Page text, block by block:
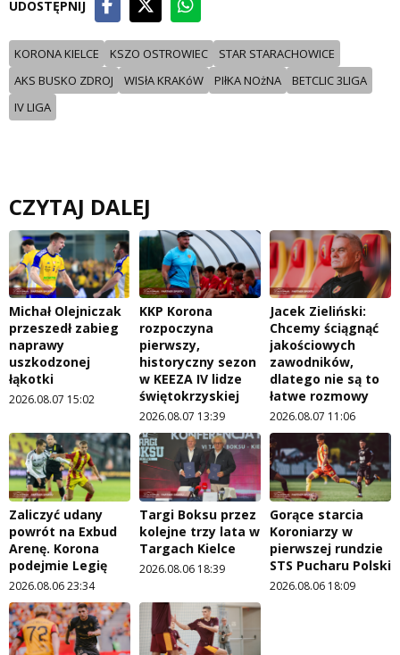
UDOSTĘPNIJ
KORONA KIELCE KSZO OSTROWIEC
STAR STARACHOWICE
AKS BUSKO ZDROJ
WISłA KRAKóW PIłKA NOżNA
BETCLIC 3LIGA
IV LIGA
CZYTAJ DALEJ
Michał Olejniczak
przeszedł zabieg
naprawy
uszkodzonej
łąkotki
2026.08.07 15:02
KKP Korona
rozpoczyna
pierwszy,
historyczny sezon
w KEEZA IV lidze
świętokrzyskiej
2026.08.07 13:39
Jacek Zieliński:
Chcemy ściągnąć
jakościowych
zawodników,
dlatego nie są to
łatwe rozmowy
2026.08.07 11:06
Zaliczyć udany
powrót na Exbud
Arenę. Korona
podejmie Legię
2026.08.06 23:34
Targi Boksu przez
kolejne trzy lata w
Targach Kielce
2026.08.06 18:39
Gorące starcia
Koroniarzy w
pierwszej rundzie
STS Pucharu Polski
2026.08.06 18:09